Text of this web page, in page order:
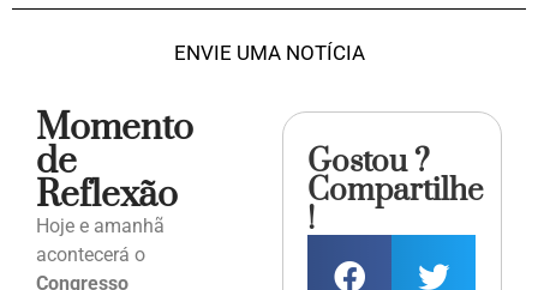
ENVIE UMA NOTÍCIA
Momento
de
Reflexão
Hoje e amanhã
acontecerá o
Congresso
Gostou ?
Compartilhe
!